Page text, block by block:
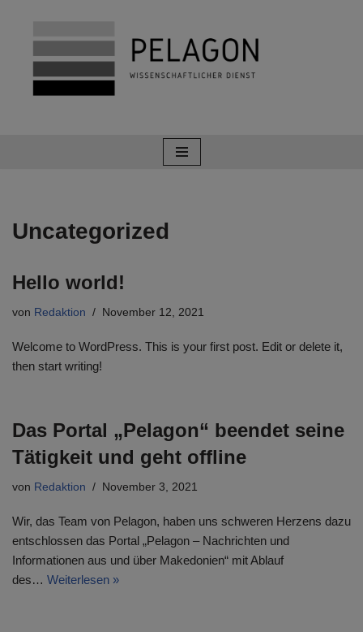
Zum
Inhalt
springen
Uncategorized
Hello world!
von Redaktion November 12, 2021
Welcome to WordPress. This is your first post. Edit or delete it,
then start writing!
Das Portal „Pelagon“ beendet seine
Tätigkeit und geht offline
von Redaktion November 3, 2021
Wir, das Team von Pelagon, haben uns schweren Herzens dazu
entschlossen das Portal „Pelagon – Nachrichten und
Informationen aus und über Makedonien“ mit Ablauf
des… Weiterlesen »